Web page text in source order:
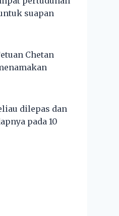
suapan
Chetan
dilepas dan
pada 10